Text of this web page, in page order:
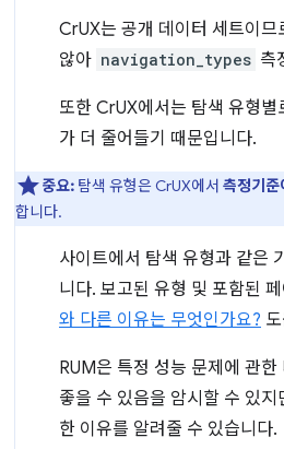
CrUX는 공개 데이터 세트이므
않아 navigation_types 측
또한 CrUX에서는 탐색 유형
가 더 줄어들기 때문입니다.
중요: 탐색 유형은 CrUX에서 측정기준
합니다.
사이트에서 탐색 유형과 같은
니다. 보고된 유형 및 포함된
와 다른 이유는 무엇인가요?
RUM은 특정 성능 문제에 관
좋을 수 있음을 암시할 수 있지
한 이유를 알려줄 수 있습니다.